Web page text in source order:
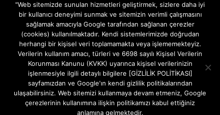
Gizlilik ve Çerezler (Cookies) Politikası
Hakkımızda
İletişim Kanalları
MODEM KURULUM
TEKNİK DESTEK
TELEVİZYON SİSTEMLERİ
"Web sitemizde sunulan hizmetleri geliştirmek, sizlere daha iyi
bir kullanıcı deneyimi sunmak ve sitemizin verimli çalışmasını
sağlamak amacıyla Google tarafından sağlanan çerezler
(cookies) kullanılmaktadır. Kendi sistemlerimizde doğrudan
herhangi bir kişisel veri toplamamakta veya işlememekteyiz.
Verilerin kullanım amacı, türleri ve 6698 sayılı Kişisel Verilerin
Korunması Kanunu (KVKK) uyarınca kişisel verilerinizin
işlenmesiyle ilgili detaylı bilgilere [GİZLİLİK POLİTİKASI]
sayfamızdan ve Google'ın kendi gizlilik politikalarından
ulaşabilirsiniz. Web sitemizi kullanmaya devam etmeniz, Google
çerezlerinin kullanımına ilişkin politikamızı kabul ettiğiniz
anlamına gelmektedir.